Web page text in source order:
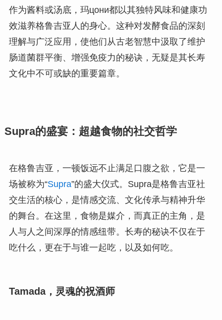
作为酱料或汤底，玛цони都以其独特风味和健康功
效滋养格鲁吉亚人的身心。这种对发酵食品的深刻
理解与广泛应用，使他们从古老智慧中汲取了维护
肠道菌群平衡、增强免疫力的秘诀，无疑是其长寿
文化中不可或缺的重要篇章。
Supra的盛宴：超越食物的社交哲学
在格鲁吉亚，一顿饭远不止满足口腹之欲，它是一
场被称为“Supra”的盛大仪式。Supra是格鲁吉亚社
交生活的核心，是情感交流、文化传承与精神升华
的舞台。在这里，食物是媒介，而真正的主角，是
人与人之间深厚的情感纽带。长寿的秘诀不仅在于
吃什么，更在于与谁一起吃，以及如何吃。
Tamada，灵魂的祝酒师